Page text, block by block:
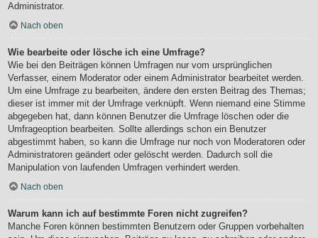
Administrator.
Nach oben
Wie bearbeite oder lösche ich eine Umfrage?
Wie bei den Beiträgen können Umfragen nur vom ursprünglichen
Verfasser, einem Moderator oder einem Administrator bearbeitet werden.
Um eine Umfrage zu bearbeiten, ändere den ersten Beitrag des Themas;
dieser ist immer mit der Umfrage verknüpft. Wenn niemand eine Stimme
abgegeben hat, dann können Benutzer die Umfrage löschen oder die
Umfrageoption bearbeiten. Sollte allerdings schon ein Benutzer
abgestimmt haben, so kann die Umfrage nur noch von Moderatoren oder
Administratoren geändert oder gelöscht werden. Dadurch soll die
Manipulation von laufenden Umfragen verhindert werden.
Nach oben
Warum kann ich auf bestimmte Foren nicht zugreifen?
Manche Foren können bestimmten Benutzern oder Gruppen vorbehalten